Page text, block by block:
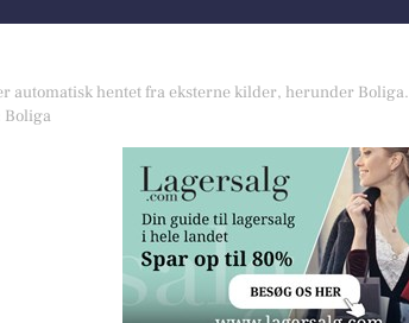
automatisk hentet fra eksterne kilder, herunder Boliga.
Boliga